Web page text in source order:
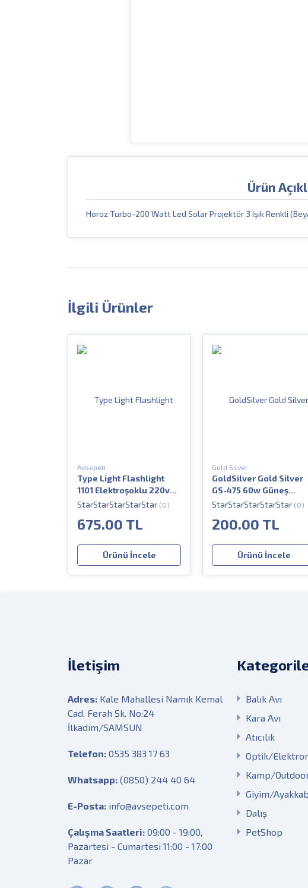
Ürün
Horoz Turbo-200 Watt Led Solar Projektör 3 Işık Renkli
İlgili Ürünler
Avsepeti
Type Light Flashlight
1101 Elektroşoklu 220v
Şarjlı El Fenerli Şok (0)
675.00 TL
Ürünü İncele
Gold Silver
GoldSilver Gold Silver
GS-475 60w Güneş
Enerjili Kafa Lambası(0)
200.00 TL
Ürünü İncele
İletişim
Adres: Kale Mahallesi Namık Kemal
Cad. Ferah Sk. No:24
İlkadım/SAMSUN
Telefon: 0535 383 17 63
Whatsapp: (0850) 244 40 64
E-Posta: info@avsepeti.com
Çalışma Saatleri: 09:00 - 19:00,
Pazartesi - Cumartesi 11:00 - 17:00
Pazar
Balık Avı
Kara Avı
Atıcılık
Optik/
Kamp/
Giyim/
Dalış
PetShop